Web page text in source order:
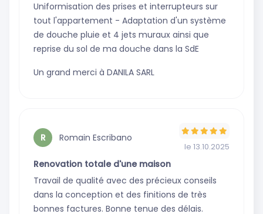
Uniformisation des prises et interrupteurs sur
tout l'appartement - Adaptation d'un système
de douche pluie et 4 jets muraux ainsi que
reprise du sol de ma douche dans la SdE
Un grand merci à DANILA SARL
R Romain Escribano
le 13.10.2025
Renovation totale d'une maison
Travail de qualité avec des précieux conseils
dans la conception et des finitions de très
bonnes factures. Bonne tenue des délais.